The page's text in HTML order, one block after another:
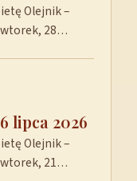
Olejnik –
wtorek, 28…
lipca 2026
Olejnik –
wtorek, 21…